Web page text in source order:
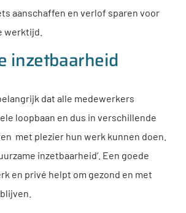
aanschaffen en verlof sparen voor
werktijd.
inzetbaarheid
dat alle medewerkers
loopbaan en dus in verschillende
met plezier hun werk kunnen doen.
inzetbaarheid’. Een goede
en privé helpt om gezond en met